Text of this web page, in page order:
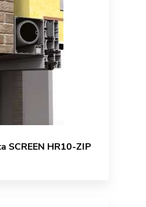
SCREEN HR10-ZIP